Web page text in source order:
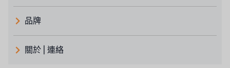
品牌
義大利 ATLAS
關於 | 連絡